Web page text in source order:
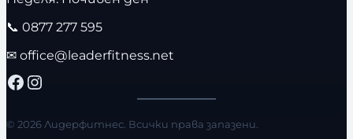
📞 0877 277 595
✉ office@leaderfitness.net
Facebook Instagram
© 2026 Лидерфитнес. Всички права запазени.